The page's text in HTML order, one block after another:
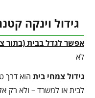
גידול וינקה
אפשר לגדל בבית (בתור
לא
גידול צמחי בית הוא דרך
לבית או למשרד – ולא רק